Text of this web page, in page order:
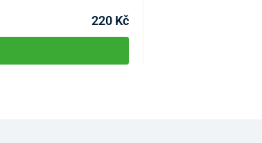
využít k posílení a léčbě
220 Kč